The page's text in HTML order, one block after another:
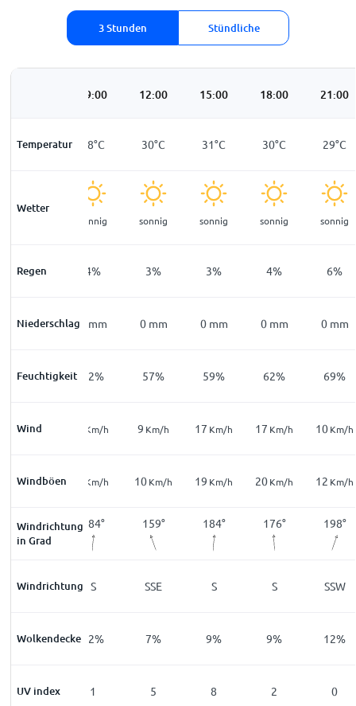
3 Stunden Stündliche
09:00 12:00 15:00 18:00 21:00
Temperatur
28°C 28°C 30°C 31°C 30°C 29°C
Wetter
sonnig sonnig sonnig sonnig sonnig
Regen
14% 4% 3% 3% 4% 6%
Niederschlag
0 mm 0 mm 0 mm 0 mm 0 mm 0 mm
Feuchtigkeit
66% 62% 57% 59% 62% 69%
Wind
0Km/h Km/h 9 Km/h 17 Km/h 17 Km/h 10Km/h
Windböen
1Km/h Km/h 10Km/h 19 Km/h 20Km/h 12 Km/h
Windrichtung
in Grad
162° 184° 159° 184° 176° 198°
Windrichtung
SSE S SSE S S SSW
Wolkendecke
85% 12% 7% 9% 9% 12%
UV index
0 1 5 8 2 0